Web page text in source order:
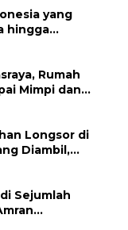
yang
hingga
Rumah
Mimpi dan
Longsor di
Diambil,
Terulang
Sejumlah